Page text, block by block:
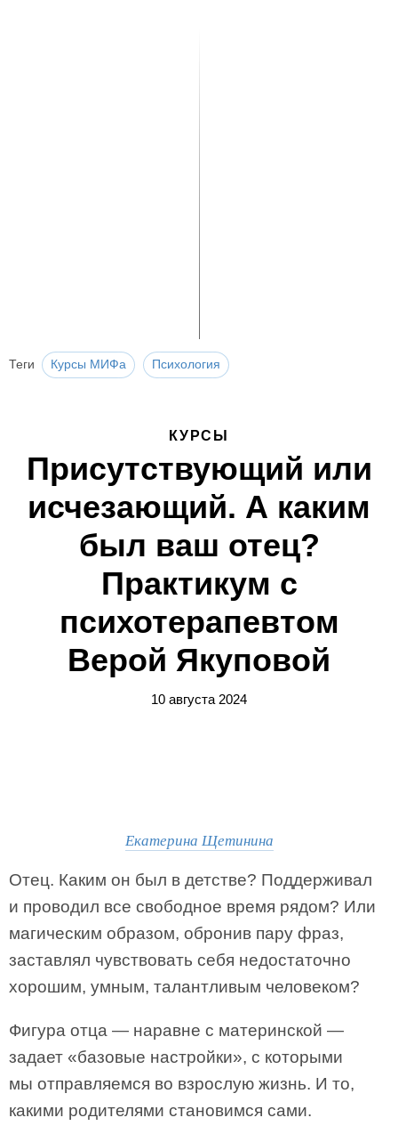
Теги Курсы МИФа Психология
КУРСЫ
Присутствующий или
исчезающий. А каким
был ваш отец?
Практикум с
психотерапевтом
Верой Якуповой
10 августа 2024
Екатерина Щетинина
Отец. Каким он был в детстве? Поддерживал
и проводил все свободное время рядом? Или
магическим образом, обронив пару фраз,
заставлял чувствовать себя недостаточно
хорошим, умным, талантливым человеком?
Фигура отца — наравне с материнской —
задает «базовые настройки», с которыми
мы отправляемся во взрослую жизнь. И то,
какими родителями становимся сами.